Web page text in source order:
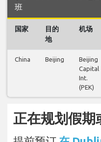
班
国家
目的
地
机场
China Beijing
Beijing
Capital
Int.
(PEK)
正在规划假期